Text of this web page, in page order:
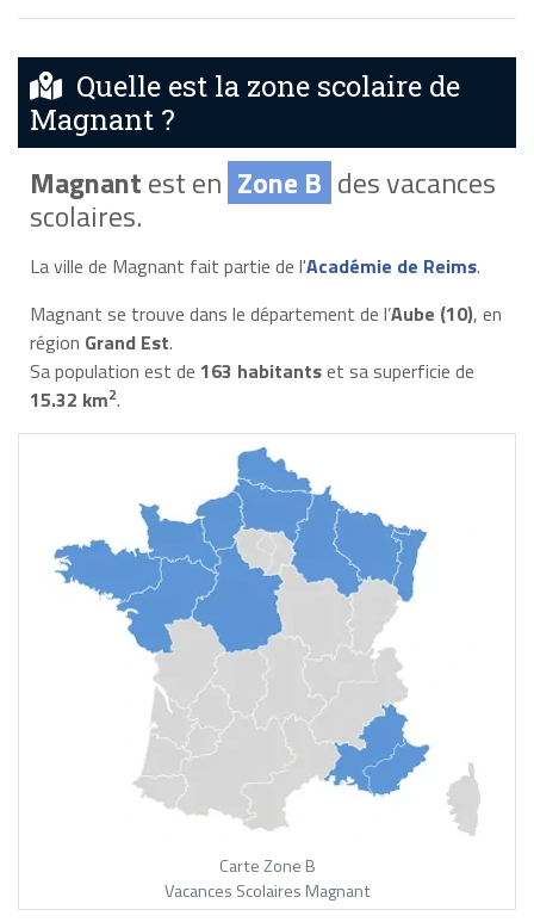
Quelle est la zone scolaire de
Magnant ?
Magnantest en Zone B des vacances
scolaires.
La ville de Magnant fait partie de l'Académie de Reims.
Magnant se trouve dans le département de l’Aube (10), en
région Grand Est.
Sa population est de 163 habitantset sa superficie de
15.32 km2.
Carte Zone B
Vacances Scolaires Magnant